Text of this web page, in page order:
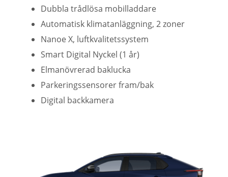
Dubbla trådlösa mobilladdare
Automatisk klimatanläggning, 2 zoner
Nanoe X, luftkvalitetssystem
Smart Digital Nyckel (1 år)
Elmanövrerad baklucka
Parkeringssensorer fram/bak
Digital backkamera